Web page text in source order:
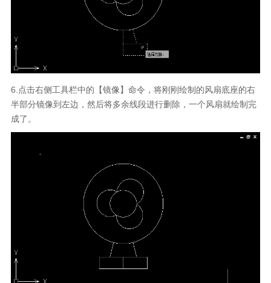
6.点击右侧工具栏中的【镜像】命令，将刚刚绘制的风扇底座的右
半部分镜像到左边，然后将多余线段进行删除，一个风扇就绘制完
成了。